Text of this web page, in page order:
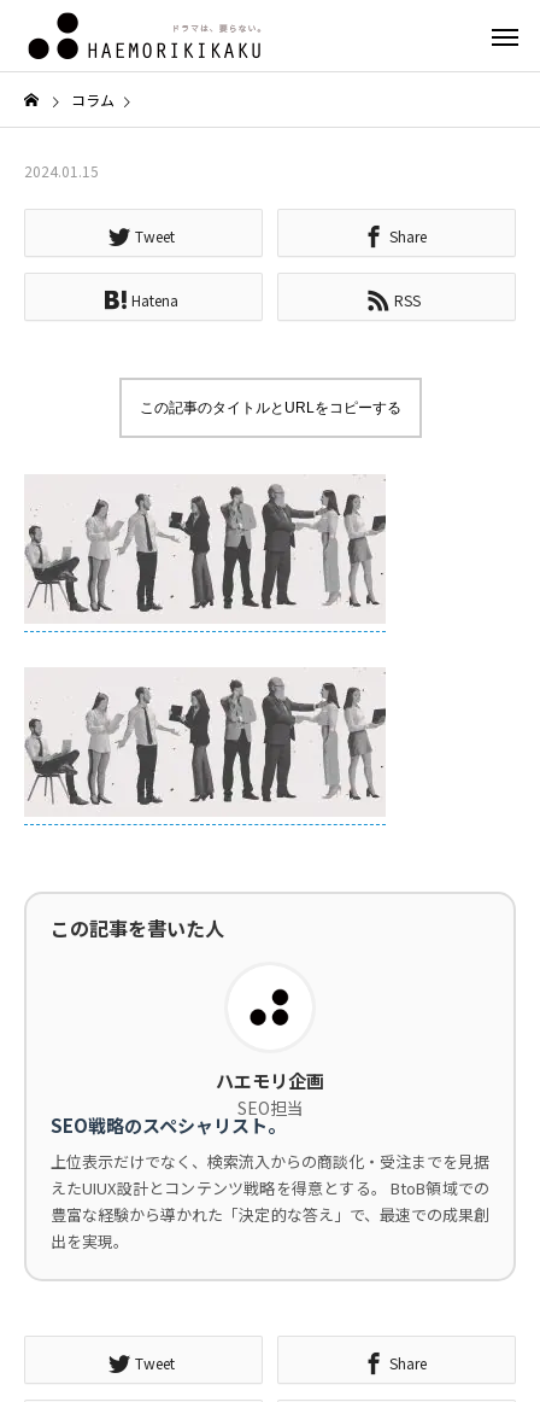
コラム
2024.01.15
Tweet Share
Hatena RSS
この記事のタイトルとURLをコピーする
この記事を書いた人
ハエモリ企画
SEO担当
SEO戦略のスペシャリスト。
上位表示だけでなく、検索流入からの商談化・受注までを見据
えたUIUX設計とコンテンツ戦略を得意とする。 BtoB領域での
豊富な経験から導かれた「決定的な答え」で、最速での成果創
出を実現。
Tweet Share